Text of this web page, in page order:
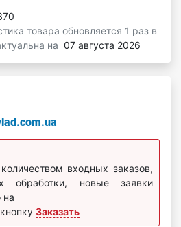
товара обновляется 1 раз в
на 07 августа 2026
входных заказов,
обработки, новые заявки
на
Заказать